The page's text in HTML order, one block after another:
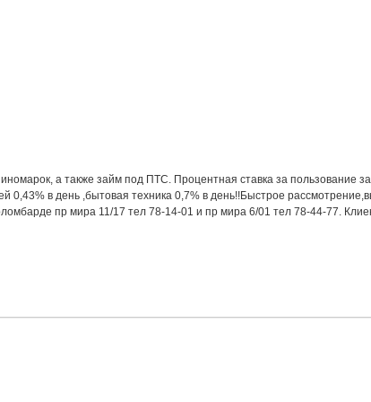
а также займ под ПТС. Процентная ставка за пользование
0,43% в день ,бытовая техника 0,7% в день!!Быстрое
пр мира 11/17 тел 78-14-01 и пр мира 6/01 тел 78-44-77.